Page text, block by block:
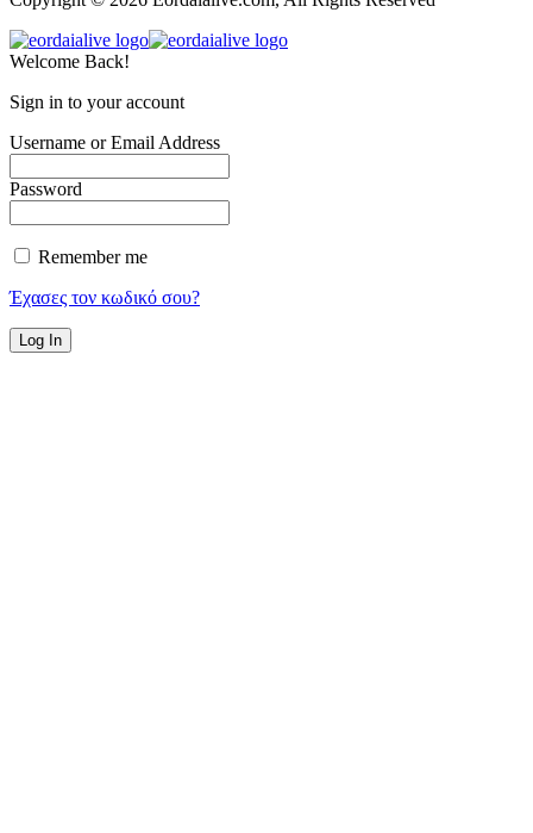
Welcome Back!
Sign in to your account
Username or Email Address
Password
Remember me
Έχασες τον κωδικό σου?